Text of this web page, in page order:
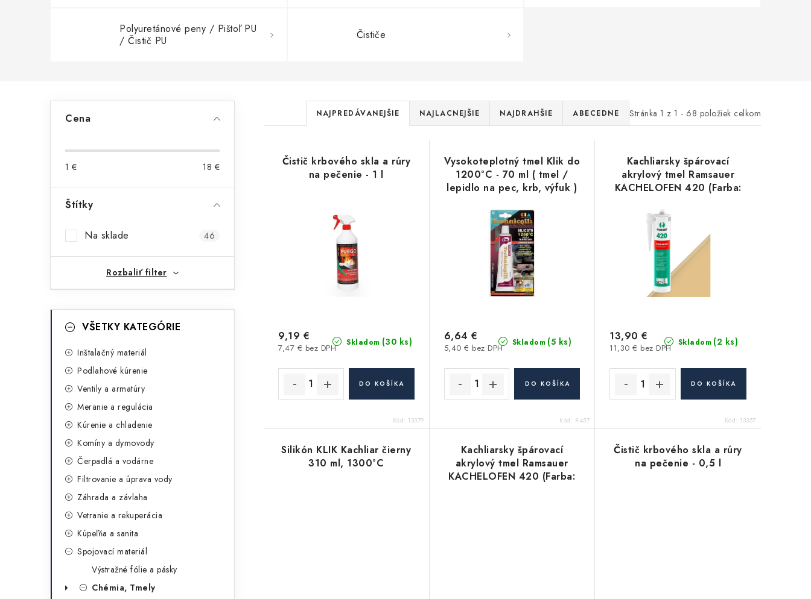
Polyuretánové peny / Pištoľ PU
/ Čistič PU
Čističe
n
a
e
l
Cena
1 € 18 €
Štítky
Na sklade 46
Rozbaliť filter
kategórieVŠETKY KATEGÓRIE
Inštalačný materiál
Podlahové kúrenie
Ventily a armatúry
Meranie a regulácia
Kúrenie a chladenie
Komíny a dymovody
Čerpadlá a vodárne
Filtrovanie a úprava vody
Záhrada a závlaha
Vetranie a rekuperácia
Kúpeľňa a sanita
Spojovací materiál
Výstražné fólie a pásky
Chémia, Tmely
Stránka 1 z 1 - 68 položiek celkom
R
a
d
e
d
u
k
t
o
v
NAJPREDÁVANEJŠIE NAJLACNEJŠIE NAJDRAHŠIE ABECEDNE
o
Čistič krbového skla a rúry
na pečenie - 1 l
Skladom (30 ks)
7,47 € bez DPH
9,19 €
DO KOŠÍKA
Kód: 13379
Vysokoteplotný tmel Klik do
1200°C - 70 ml ( tmel /
lepidlo na pec, krb, výfuk )
Skladom (5 ks)
5,40 € bez DPH
6,64 €
DO KOŠÍKA
Kód: R-457
Kachliarsky špárovací
akrylový tmel Ramsauer
KACHELOFEN 420 (Farba:
vysokoteplotný akryl -
310ml
Skladom (2 ks)
11,30 € bez DPH
13,90 €
DO KOŠÍKA
Kód: 13357
Silikón KLIK Kachliar čierny
310 ml, 1300°C
Kachliarsky špárovací
akrylový tmel Ramsauer
KACHELOFEN 420 (Farba:
Čistič krbového skla a rúry
na pečenie - 0,5 l